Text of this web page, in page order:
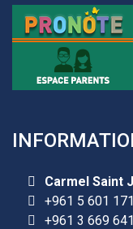
Carmel Saint
+961 5 601
+961 3 669 641